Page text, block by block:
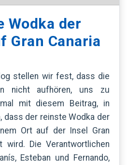
Wodka der
Gran Canaria
stellen wir fest, dass die
nicht aufhören, uns zu
mit diesem Beitrag, in
dass der reinste Wodka der
Ort auf der Insel Gran
wird. Die Verantwortlichen
Esteban und Fernando,